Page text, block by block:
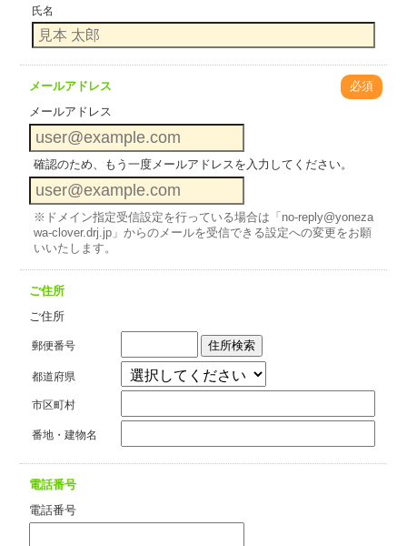
氏名
メールアドレス
必須
メールアドレス
確認のため、もう一度メールアドレスを入力してください。
※ドメイン指定受信設定を行っている場合は「no-reply@yoneza
wa-clover.drj.jp」からのメールを受信できる設定への変更をお願
いいたします。
ご住所
ご住所
郵便番号 住所検索
都道府県
市区町村
番地・建物名
電話番号
電話番号